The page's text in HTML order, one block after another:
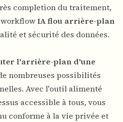
completion du traitement,
IA flou arrière-plan
et sécurité des données.
l'arrière-plan d'une
nombreuses possibilités
Avec l'outil alimenté
accessible à tous, vous
conforme à la vie privée et